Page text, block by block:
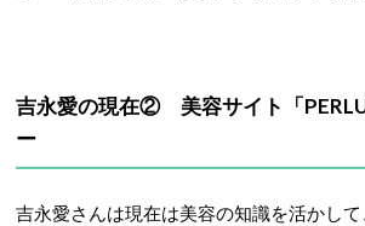
吉永愛の現在② 美容サイト「
ー
吉永愛さんは現在は美容の知識を活かし